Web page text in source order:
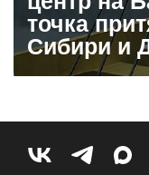
точка
Сибири и